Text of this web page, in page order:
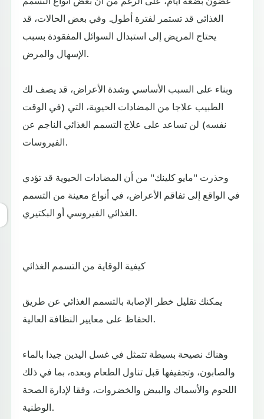
الغذائي قد تستمر لفترة أطول. وفي بعض الحالات، قد
يحتاج المريض إلى استبدال السوائل المفقودة بسبب
الإسهال والمرض.
وبناء على السبب الأساسي وشدة الأعراض، قد يصف لك
الطبيب علاجا من المضادات الحيوية، التي (في الوقت
نفسه) لن تساعد على علاج التسمم الغذائي الناجم عن
الفيروسات.
وحذرت "مايو كلينك" من أن المضادات الحيوية قد تؤدي
في الواقع إلى تفاقم الأعراض، في أنواع معينة من التسمم
الغذائي الفيروسي أو البكتيري.
كيفية الوقاية من التسمم الغذائي
يمكنك تقليل خطر الإصابة بالتسمم الغذائي عن طريق
الحفاظ على معايير النظافة العالية.
وهناك نصيحة بسيطة تتمثل في غسل اليدين جيدا بالماء
والصابون، وتجفيفها قبل تناول الطعام وبعده، بما في ذلك
اللحوم والأسماك والبيض والخضروات، وفقا لإدارة الصحة
الوطنية.